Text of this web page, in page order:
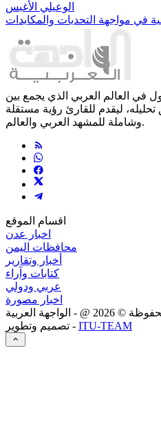
الوعيلي الأغبس
في مواجهة التحديات والمكايدات
في العالم العربي الذي يجمع بين
ليقدم للقارئ رؤية مستقلة
وشاملة للمشهد العربي والعالم.
اقسام الموقع
اخبار عدن
محافظات اليمن
أخبار وتقارير
كتابات وآراء
عربي ودولي
اخبار مصورة
©
2026 @ - الواجهة العربية
تصميم وتطوير - ITU-TEAM